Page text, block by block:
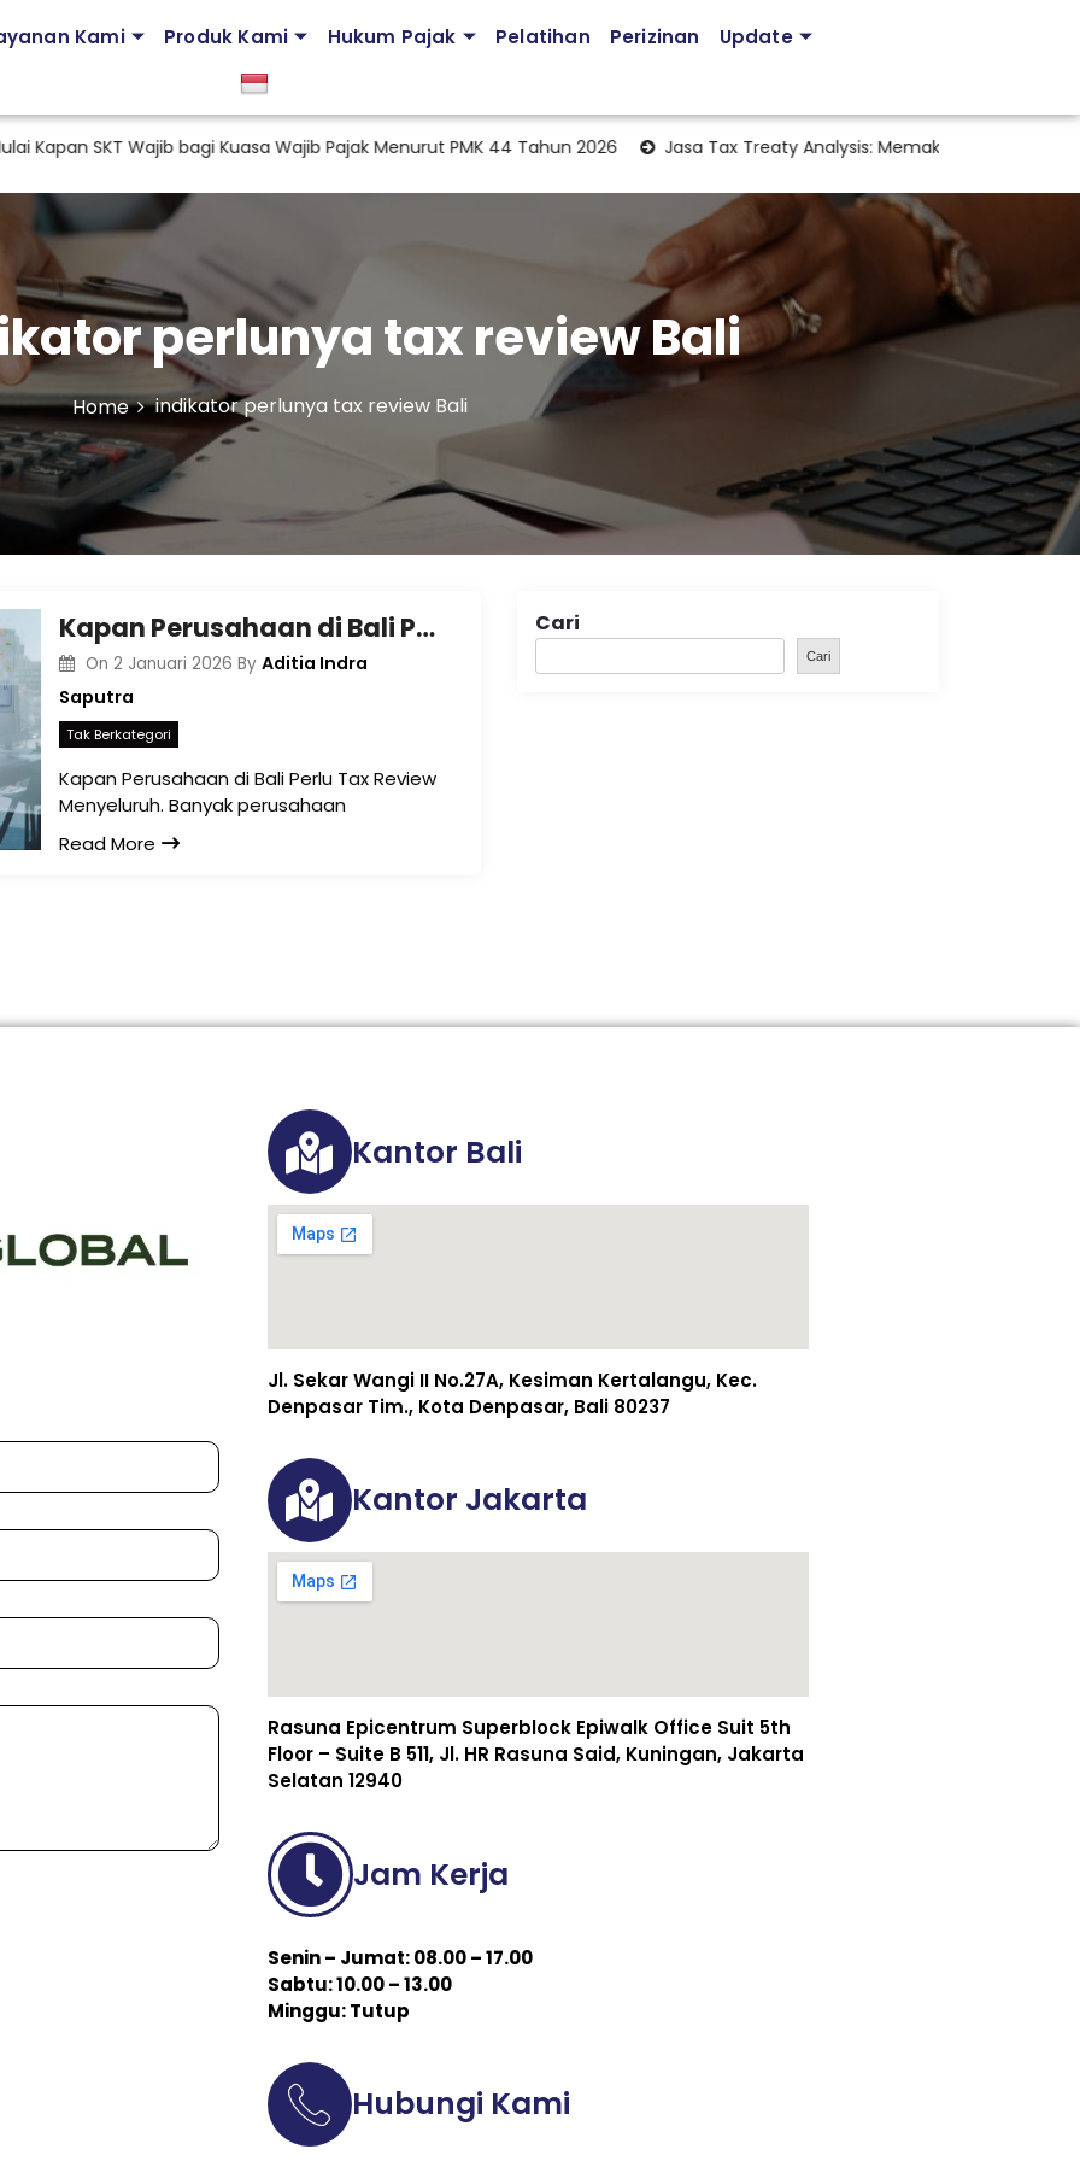
Kami Produk Kami Hukum Pajak Pelatihan Perizinan Update
SKT Wajib bagi Kuasa Wajib Pajak Menurut PMK 44 Tahun 2026 Jasa Tax Treaty Analysis: Memaksimalkan Manfaat
perlunya tax review Bali
Home indikator perlunya tax review Bali
Kapan Perusahaan di Bali Perlu Tax Review Menyeluruh
On 2 Januari 2026 By Aditia Indra
Saputra
Tak Berkategori
Kapan Perusahaan di Bali Perlu Tax Review
Menyeluruh. Banyak perusahaan
Read More
Cari
Cari
Kantor Bali
Jl. Sekar Wangi II No.27A, Kesiman Kertalangu, Kec.
Denpasar Tim., Kota Denpasar, Bali 80237
Kantor Jakarta
Rasuna Epicentrum Superblock Epiwalk Office Suit 5th
Floor – Suite B 511, Jl. HR Rasuna Said, Kuningan, Jakarta
Selatan 12940
Jam Kerja
Senin – Jumat: 08.00 – 17.00
Sabtu: 10.00 – 13.00
Minggu: Tutup
Hubungi Kami